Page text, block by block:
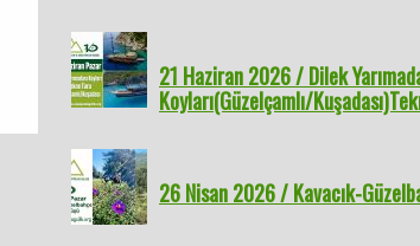
21 Haziran 2026 / Dilek
Koyları(Güzelçamlı/
26 Nisan 2026 / Kavacık-